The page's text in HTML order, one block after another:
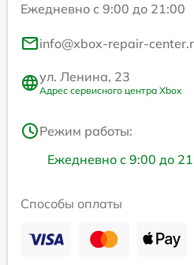
Ежедневно с 9:00 до 21:00
info@xbox-repair-
ул. Ленина, 23
Адрес сервисного центра Xbox
Режим работы:
Ежедневно с 9:00 до
Способы оплаты